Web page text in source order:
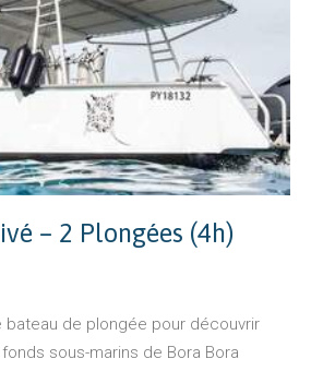
– 2 Plongées (4h)
bateau de plongée pour découvrir
sous-marins de Bora Bora